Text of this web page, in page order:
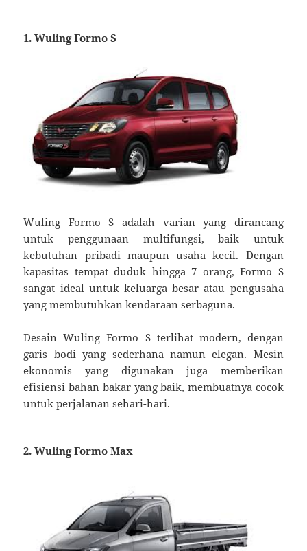
1. Wuling Formo S
Wuling Formo S adalah varian yang dirancang
untuk penggunaan multifungsi, baik untuk
kebutuhan pribadi maupun usaha kecil. Dengan
kapasitas tempat duduk hingga 7 orang, Formo S
sangat ideal untuk keluarga besar atau pengusaha
yang membutuhkan kendaraan serbaguna.
Desain Wuling Formo S terlihat modern, dengan
garis bodi yang sederhana namun elegan. Mesin
ekonomis yang digunakan juga memberikan
efisiensi bahan bakar yang baik, membuatnya cocok
untuk perjalanan sehari-hari.
2. Wuling Formo Max